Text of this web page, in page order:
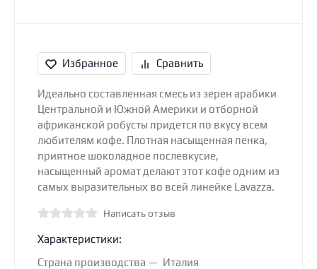
Избранное Сравнить
Идеально составленная смесь из зерен арабики
Центральной и Южной Америки и отборной
африканской робусты придется по вкусу всем
любителям кофе. Плотная насыщенная пенка,
приятное шоколадное послевкусие,
насыщенный аромат делают этот кофе одним из
самых выразительных во всей линейке Lavazza.
Написать отзыв
Характеристики:
Страна производства
Италия